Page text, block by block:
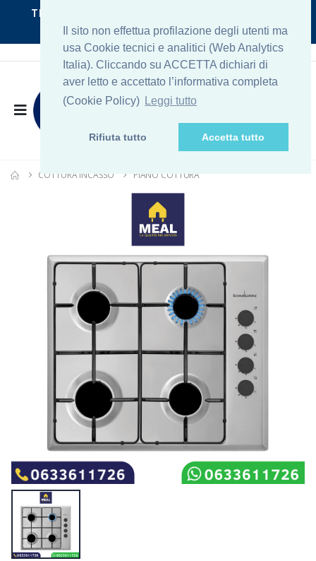
Il sito non effettua profilazione degli utenti ma
usa Cookie tecnici e analitici (Web Analytics
Italia). Cliccando su ACCETTA dichiari di
aver letto e accettato l’informativa completa
(Cookie Policy) Leggi tutto
Rifiuta tutto Accetta tutto
TRASPORTO GRATUITO per la zona di ROMA
NORD
COTTURA INCASSO PIANO COTTURA